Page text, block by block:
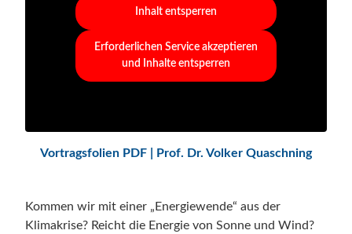
Inhalt entsperren
Erforderlichen Service akzeptieren
und Inhalte entsperren
Vortragsfolien PDF | Prof. Dr. Volker Quaschning
Kommen wir mit einer „Energiewende“ aus der
Klimakrise? Reicht die Energie von Sonne und Wind?